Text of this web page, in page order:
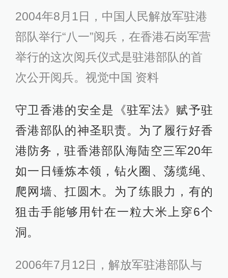
2004年8月1日，中国人民解放军驻港
部队举行“八一”阅兵，在香港石岗军营
举行的这次阅兵仪式是驻港部队的首
次公开阅兵。视觉中国 资料
守卫香港的安全是《驻军法》赋予驻
香港部队的神圣职责。为了履行好香
港防务，驻香港部队海陆空三军20年
如一日锤炼本领，钻火圈、荡缆绳、
爬网墙、扛圆木。为了练眼力，有的
狙击手能够用针在一粒大米上穿6个
洞。
2006年7月12日，解放军驻港部队与